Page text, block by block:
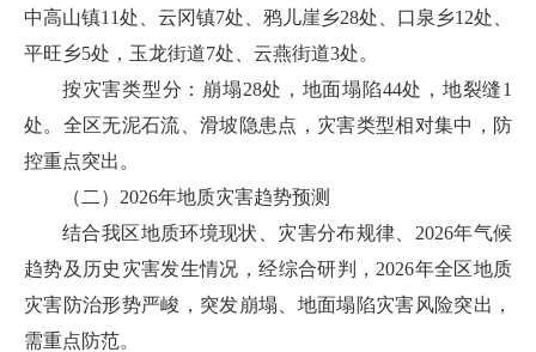
中高山镇11处、云冈镇7处、鸦儿崖乡28处、口泉乡12处、
平旺乡5处，玉龙街道7处、云燕街道3处。
按灾害类型分：崩塌28处，地面塌陷44处，地裂缝1
处。全区无泥石流、滑坡隐患点，灾害类型相对集中，防
控重点突出。
（二）2026年地质灾害趋势预测
结合我区地质环境现状、灾害分布规律、2026年气候
趋势及历史灾害发生情况，经综合研判，2026年全区地质
灾害防治形势严峻，突发崩塌、地面塌陷灾害风险突出，
需重点防范。